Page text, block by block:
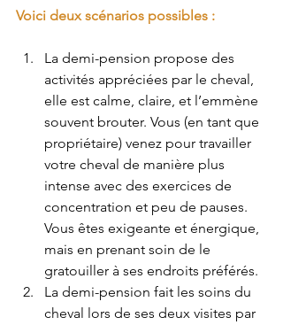
Voici deux scénarios possibles :
La demi-pension propose des
activités appréciées par le cheval,
elle est calme, claire, et l’emmène
souvent brouter. Vous (en tant que
propriétaire) venez pour travailler
votre cheval de manière plus
intense avec des exercices de
concentration et peu de pauses.
Vous êtes exigeante et énergique,
mais en prenant soin de le
gratouiller à ses endroits préférés.
La demi-pension fait les soins du
cheval lors de ses deux visites par